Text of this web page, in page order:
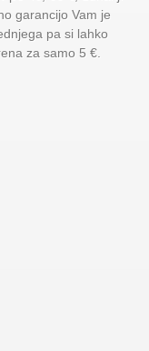
garancijo Vam je
pa si lahko
za samo 5 €.